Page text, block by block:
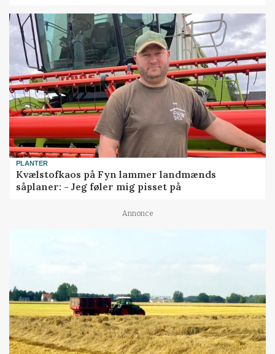
PLANTER
Kvælstofkaos på Fyn lammer landmænds
såplaner: - Jeg føler mig pisset på
Annonce